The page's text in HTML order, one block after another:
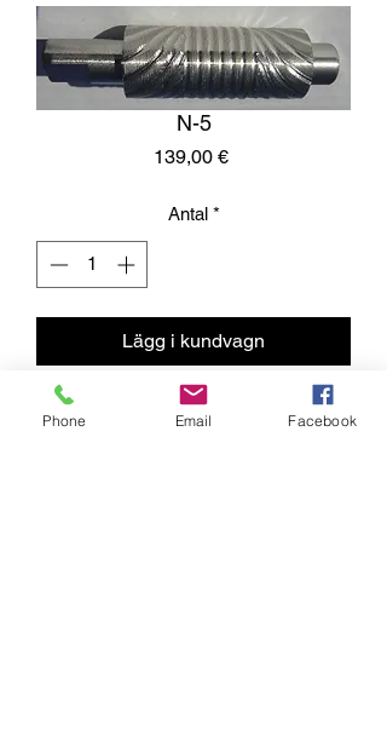
N-5
139,00 €Pris
Antal *
Lägg i kundvagn
N5 is new roller to N-series. It is bit
Phone Email Facebook